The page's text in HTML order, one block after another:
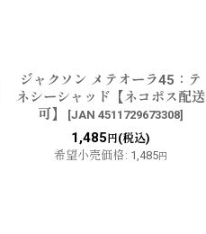
ジャクソン メテオーラ45：テ
ネシーシャッド【ネコポス配送
可】
[JAN 4511729673308]
1,485 円(税込)
希望小売価格: 1,485円